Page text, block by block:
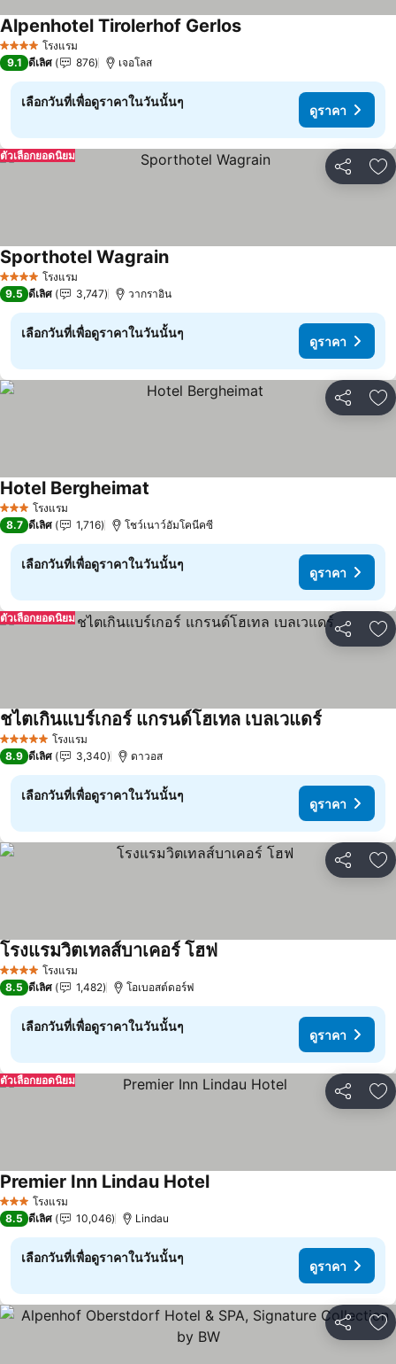
4 ดาว โรงแรม
Alpenhotel Tirolerhof Gerlosดูราคา
9.1 ดีเลิศ 876 เจอโลส
เลือกวันที่เพื่อดูราคาในวันนั้นๆ
ดูราคา
แชร์ เ
ตัวเลือกยอดนิยม
4 ดาว โรงแรม
Sporthotel Wagrainดูราคา
9.5 ดีเลิศ 3,747 วากราอิน
เลือกวันที่เพื่อดูราคาในวันนั้นๆ
ดูราคา
แชร์ เ
3 ดาว โรงแรม
Hotel Bergheimat
8.7 ดีเลิศ 1,716 โชว์เนาว์อัมโคนีคซี
เลือกวันที่เพื่อดูราคาในวันนั้นๆ
ดูราคา
แชร์ เ
ตัวเลือกยอดนิยม
5 ดาว โรงแรม
ชไตเกินแบร์เกอร์ แกรนด์โฮเทล เบลเวแดร์
8.9 ดีเลิศ 3,340 ดาวอส
เลือกวันที่เพื่อดูราคาในวันนั้นๆ
ดูราคา
แชร์ เ
4 ดาว โรงแรม
โรงแรมวิตเทลส์บาเคอร์ โฮฟดูราคา
8.5 ดีเลิศ 1,482 โอเบอสต์ดอร์ฟ
เลือกวันที่เพื่อดูราคาในวันนั้นๆ
ดูราคา
แชร์ เ
ตัวเลือกยอดนิยม
3 ดาว โรงแรม
Premier Inn Lindau Hotelดูราคา
8.5 ดีเลิศ 10,046 Lindau
เลือกวันที่เพื่อดูราคาในวันนั้นๆ
ดูราคา
แชร์ เ